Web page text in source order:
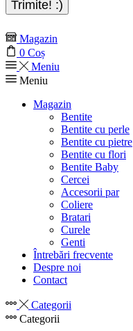
Magazin
0 Coș
Meniu
Meniu
Magazin
Bentite
Bentite cu perle
Bentite cu pietre
Bentite cu flori
Bentite Baby
Cercei
Accesorii par
Coliere
Bratari
Curele
Genti
Întrebări frecvente
Despre noi
Contact
Categorii
Categorii